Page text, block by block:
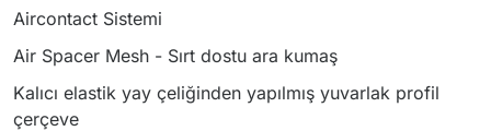
Aircontact Sistemi
Air Spacer Mesh - Sırt dostu ara kumaş
Kalıcı elastik yay çeliğinden yapılmış yuvarlak profil
çerçeve